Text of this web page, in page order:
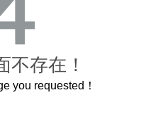
不存在！
you requested！